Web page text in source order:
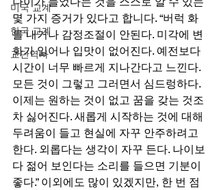
미국 교계
한국 교계
교단역사
몇 가지 증거가 있다고 합니다. “버럭 화
를 내거나 감정조절이 안된다. 미각에 변
화가 일어나 입맛이 없어진다. 예전보다
시간이 너무 빠르게 지나간다고 느낀다.
모든 것이 그렇고 그러면서 심드렁하다.
이제는 원하는 것이 없고 꿈을 갖는 것조
차 싫어진다. 새롭게 시작하는 것에 대해
두려움이 들고 현실에 자꾸 안주하려고
한다. 외롭다는 생각이 자꾸 든다. 나이보
다 젊어 보인다는 소리를 들으면 기분이
좋다.” 이외에도 많이 있겠지만, 한 번 점